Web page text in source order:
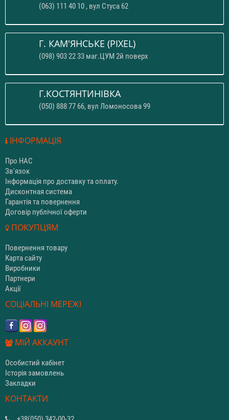
(063) 111 40 10 , вул Стуса 62
Г. КАМ'ЯНСЬКЕ (PIXEL)
(098) 903 22 33 маг.ЦУМ 2й поверх
Г.КОСТЯНТИНІВКА
(050) 888 77 66, вул Ломоносова 99
ІНФОРМАЦІЯ
Про НАС
Зв'язок
Інформація про доставку та оплату.
Дисконтная система
Гарантія та повернення
Договір публічної оферти
ПОКУПЦЯМ
Повернення товару
Карта сайту
Виробники
Партнери
Акції
СОЦІАЛЬНІ МЕРЕЖІ
МІЙ АККАУНТ
Особистий кабінет
Історія замовлень
Закладки
КОНТАКТИ